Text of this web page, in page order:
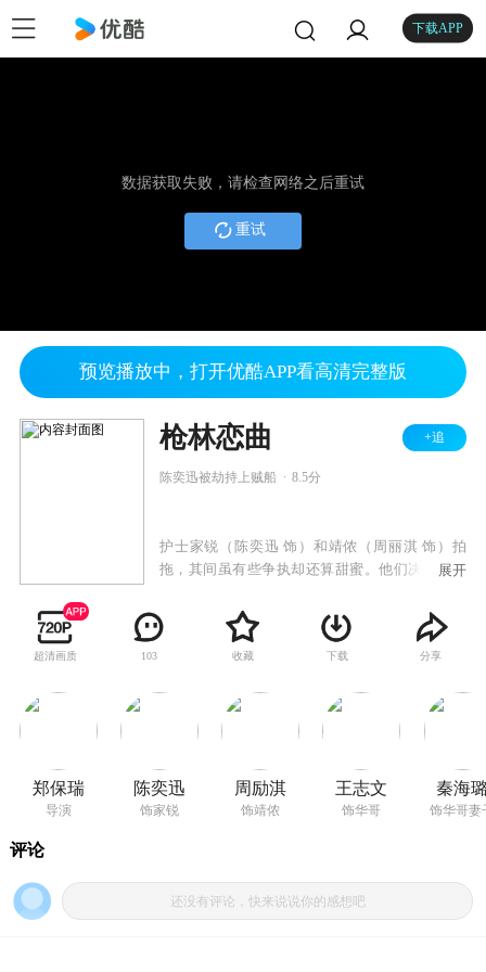
下载APP
数据获取失败，请检查网络之后重试
重试
预览播放中，打开优酷APP看高清完整版
枪林恋曲 +追
陈奕迅被劫持上贼船 8.5分
护士家锐（陈奕迅 饰）和靖侬（周丽淇 饰）拍
拖，其间虽有些争执却还算甜蜜。他们决定去欧
车不翼而飞。二人在停车场吵了起来，靖侬一气
之下提出分手，家锐也盛怒离去。意外的是，他
竟然发现了车就在不远的街口处停着。 打开
血的人，此人的同伴华哥（王志文 饰）用枪指着
家锐，劫持他上车当司机，一路上逃脱警察的追
设法逃跑，都无果而终。唯一的一次机会，家锐
本能逃掉，却为了一个孕妇而停下。这个孕妇，
想不到就是华哥的妻子（秦海璐 饰）。 靖侬
展开
超清画质 103 收藏 下载 分享
郑保瑞
导演
陈奕迅
饰家锐
周励淇
饰靖侬
王志文
饰华哥
秦海
饰华哥妻